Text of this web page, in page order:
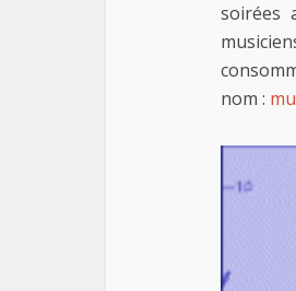
soirées
nom :